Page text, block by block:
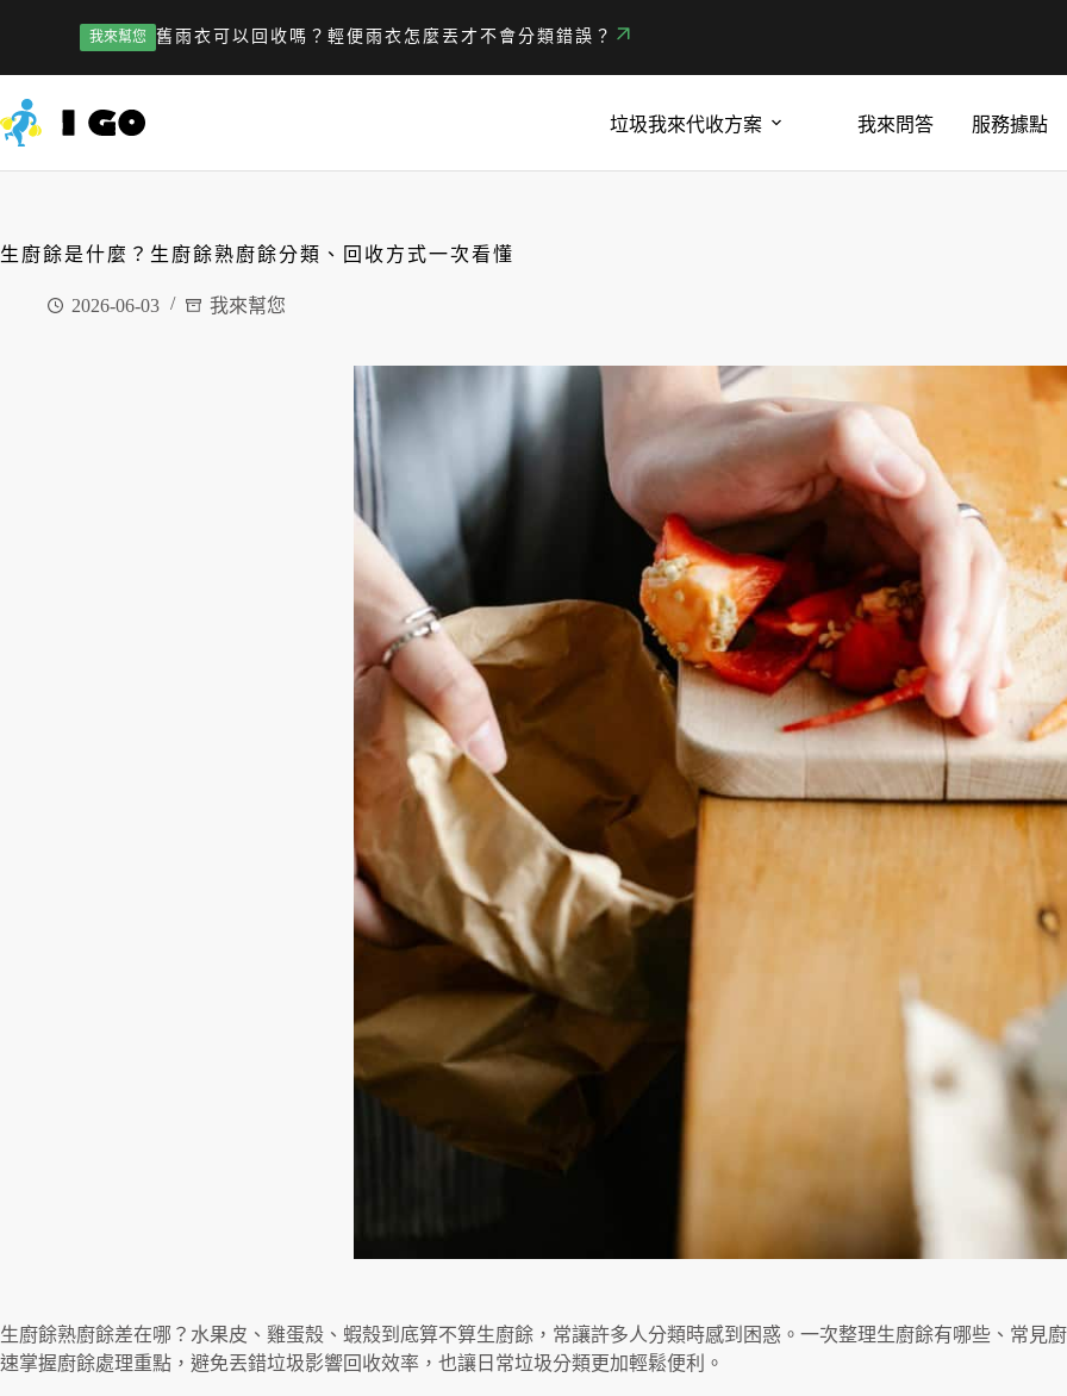
我來幫您 舊雨衣可以回收嗎？輕便雨衣怎麼丟才不會分類錯誤？
垃圾我來代收方案 我來問答 服務據點
生廚餘是什麼？生廚餘熟廚餘分類、回收方式一次看懂
2026-06-03 我來幫您
生廚餘熟廚餘差在哪？水果皮、雞蛋殼、蝦殼到底算不算生廚餘，常讓許多人分類時感到困惑。一次整理生廚餘有哪些、常見
速掌握廚餘處理重點，避免丟錯垃圾影響回收效率，也讓日常垃圾分類更加輕鬆便利。